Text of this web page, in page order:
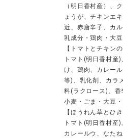
（明日香村産）、
ょうが、チキンエ
近、赤唐辛子、カ
乳成分・鶏肉・大
【トマトとチキンの
トマト(明日香村産
け、鶏肉、カレー
等)、乳化剤、カラ
料(ラクロース)、香
小麦・ごま・大豆
【ほうれん草とひ
トマト(明日香村産)
カレールウ、なた